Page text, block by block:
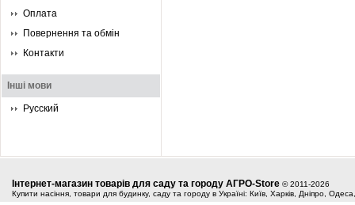
Оплата
Повернення та обмін
Контакти
Інші мови
Русский
Інтернет-магазин товарів для саду та городу АГРО-Store © 2011-2026
Купити насіння, товари для будинку, саду та городу в Україні: Київ, Харків, Дніпро,